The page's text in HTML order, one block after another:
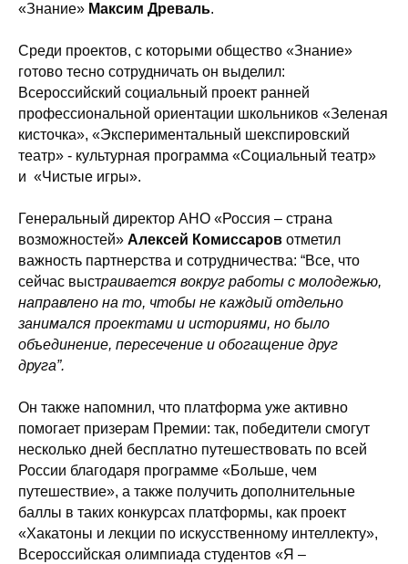
«Знание» Максим Древаль.
Среди проектов, с которыми общество «Знание»
готово тесно сотрудничать он выделил:
Всероссийский социальный проект ранней
профессиональной ориентации школьников «Зеленая
кисточка», «Экспериментальный шекспировский
театр» - культурная программа «Социальный театр»
и «Чистые игры».
Генеральный директор АНО «Россия – страна
возможностей» Алексей Комиссаров отметил
важность партнерства и сотрудничества: “Все, что
сейчас выстраивается вокруг работы с молодежью,
направлено на то, чтобы не каждый отдельно
занимался проектами и историями, но было
объединение, пересечение и обогащение друг
друга”.
Он также напомнил, что платформа уже активно
помогает призерам Премии: так, победители смогут
несколько дней бесплатно путешествовать по всей
России благодаря программе «Больше, чем
путешествие», а также получить дополнительные
баллы в таких конкурсах платформы, как проект
«Хакатоны и лекции по искусственному интеллекту»,
Всероссийская олимпиада студентов «Я –